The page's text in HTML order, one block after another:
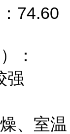
74.60
：
强
、室温